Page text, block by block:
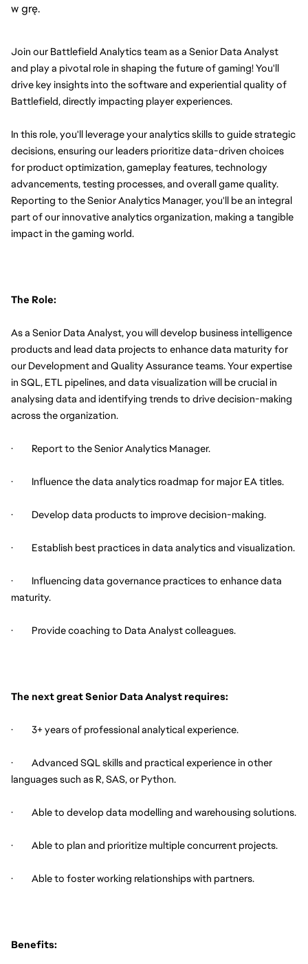
w grę.
Join our Battlefield Analytics team as a Senior Data Analyst
and play a pivotal role in shaping the future of gaming! You'll
drive key insights into the software and experiential quality of
Battlefield, directly impacting player experiences.
In this role, you'll leverage your analytics skills to guide strategic
decisions, ensuring our leaders prioritize data-driven choices
for product optimization, gameplay features, technology
advancements, testing processes, and overall game quality.
Reporting to the Senior Analytics Manager, you'll be an integral
part of our innovative analytics organization, making a tangible
impact in the gaming world.
The Role:
As a Senior Data Analyst, you will develop business intelligence
products and lead data projects to enhance data maturity for
our Development and Quality Assurance teams. Your expertise
in SQL, ETL pipelines, and data visualization will be crucial in
analysing data and identifying trends to drive decision-making
across the organization.
·         Report to the Senior Analytics Manager.
·         Influence the data analytics roadmap for major EA titles.
·         Develop data products to improve decision-making.
·         Establish best practices in data analytics and visualization.
·         Influencing data governance practices to enhance data
maturity.
·         Provide coaching to Data Analyst colleagues.
The next great Senior Data Analyst requires:
·         3+ years of professional analytical experience.
·         Advanced SQL skills and practical experience in other
languages such as R, SAS, or Python.
·         Able to develop data modelling and warehousing solutions.
·         Able to plan and prioritize multiple concurrent projects.
·         Able to foster working relationships with partners.
Benefits: